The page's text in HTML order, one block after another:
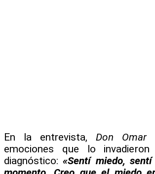
En la entrevista, Don Omar
emociones que lo
diagnóstico:«Sentí miedo,